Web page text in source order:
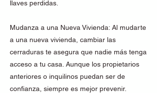
llaves perdidas.
Mudanza a una Nueva Vivienda: Al mudarte
a una nueva vivienda, cambiar las
cerraduras te asegura que nadie más tenga
acceso a tu casa. Aunque los propietarios
anteriores o inquilinos puedan ser de
confianza, siempre es mejor prevenir.